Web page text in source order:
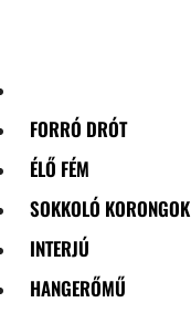
FORRÓ DRÓT
ÉLŐ FÉM
SOKKOLÓ KORONGOK
INTERJÚ
HANGERŐMŰ